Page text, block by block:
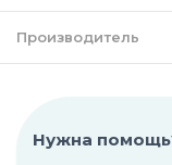
Производитель
Нужна